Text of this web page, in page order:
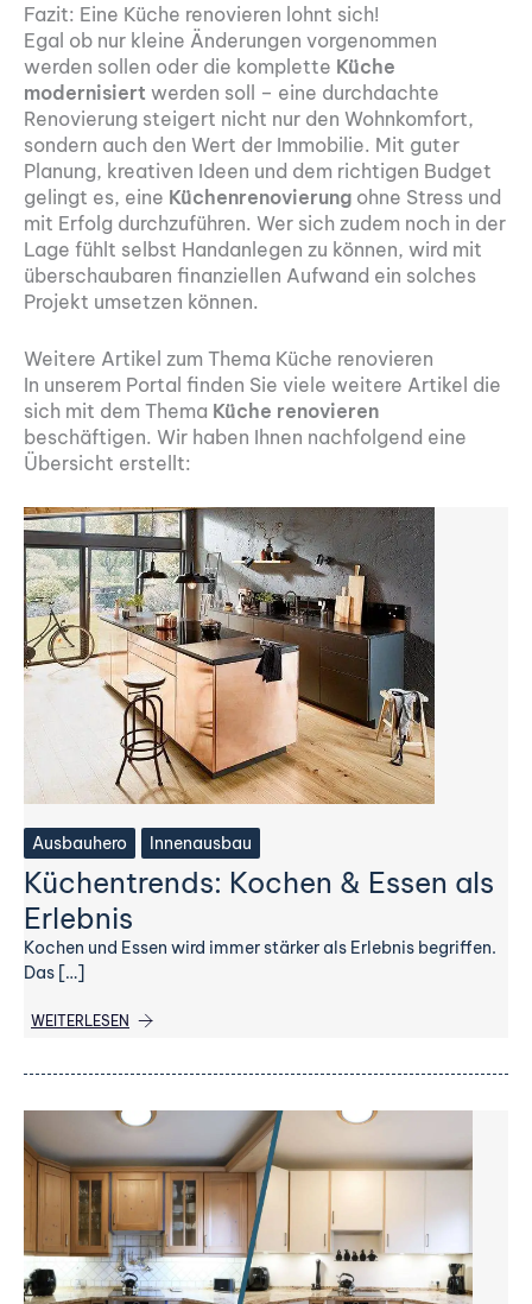
Fazit: Eine Küche renovieren lohnt sich!
Egal ob nur kleine Änderungen vorgenommen
werden sollen oder die komplette Küche
modernisiert werden soll – eine durchdachte
Renovierung steigert nicht nur den Wohnkomfort,
sondern auch den Wert der Immobilie. Mit guter
Planung, kreativen Ideen und dem richtigen Budget
gelingt es, eine Küchenrenovierung ohne Stress und
mit Erfolg durchzuführen. Wer sich zudem noch in der
Lage fühlt selbst Handanlegen zu können, wird mit
überschaubaren finanziellen Aufwand ein solches
Projekt umsetzen können.
Weitere Artikel zum Thema Küche renovieren
In unserem Portal finden Sie viele weitere Artikel die
sich mit dem Thema Küche renovieren
beschäftigen. Wir haben Ihnen nachfolgend eine
Übersicht erstellt:
Ausbauhero Innenausbau
Küchentrends: Kochen & Essen als
Erlebnis
Kochen und Essen wird immer stärker als Erlebnis begriffen.
Das […]
WEITERLESEN